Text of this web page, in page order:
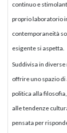
continuo e
proprio laboratorio
contemporaneità
esigente si aspetta.
Suddivisa in
offrire uno spazio
politica alla
alle tendenze
pensata per